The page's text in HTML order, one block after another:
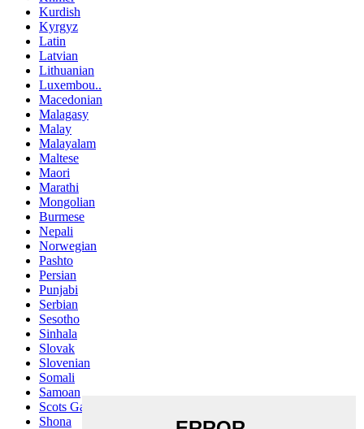
Kurdish
Kyrgyz
Latin
Latvian
Lithuanian
Luxembou..
Macedonian
Malagasy
Malay
Malayalam
Maltese
Maori
Marathi
Mongolian
Burmese
Nepali
Norwegian
Pashto
Persian
Punjabi
Serbian
Sesotho
Sinhala
Slovak
Slovenian
Somali
Samoan
Scots Gaelic
Shona